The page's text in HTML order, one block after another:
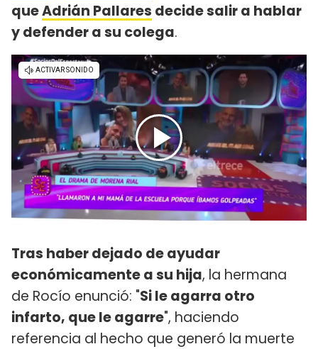
queAdrián Pallares decide salir a hablar
y defender a su colega.
Tras haber dejado de ayudar
económicamente a su hija, la hermana
de Rocío enunció: "Si le agarra otro
infarto, que le agarre", haciendo
referencia al hecho que generó la muerte